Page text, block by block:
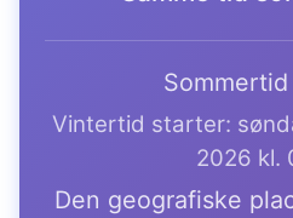
Vintertid starter:
2026 kl.
Den geografiske